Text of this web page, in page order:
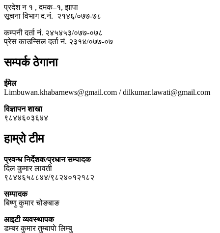
प्रदेश न १ , दमक–१, झापा
सूचना विभाग द.नं. २१४६/०७७-७८
कम्पनी दर्ता नं. २४५४५३/०७७-०७८
प्रेस काउन्सिल दर्ता नं. २३१४/०७७-०७
सम्पर्क ठेगाना
ईमेल
Limbuwan.khabarnews@gmail.com / dilkumar.lawati@gmail.com
विज्ञापन शाखा
९८४४६०३६४४
हाम्रो टीम
प्रवन्ध निर्देशक/प्रधान सम्पादक
दिल कुमार लावती
९८४४६५८८४४/९८२४०१२१८२
सम्पादक
बिष्णु कुमार चोङबाङ
आइटी व्यवस्थापक
डम्बर कुमार तुम्बापाे लिम्बु